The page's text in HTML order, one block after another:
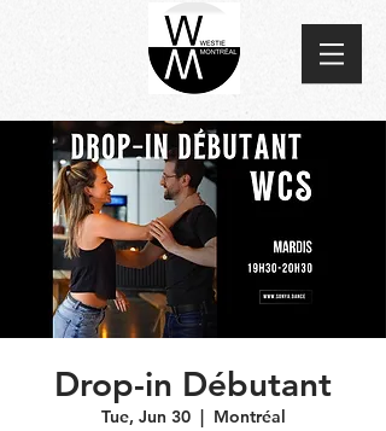
Drop-in Débutant
Tue, Jun 30
  |
Montréal